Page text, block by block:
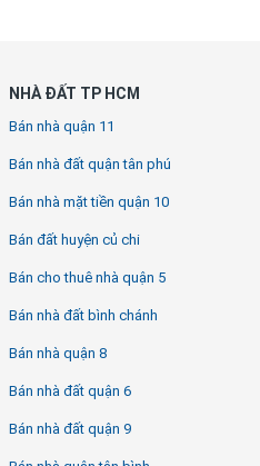
NHÀ ĐẤT TP HCM
Bán nhà quận 11
Bán nhà đất quận tân phú
Bán nhà mặt tiền quận 10
Bán đất huyện củ chi
Bán cho thuê nhà quận 5
Bán nhà đất bình chánh
Bán nhà quận 8
Bán nhà đất quận 6
Bán nhà đất quận 9